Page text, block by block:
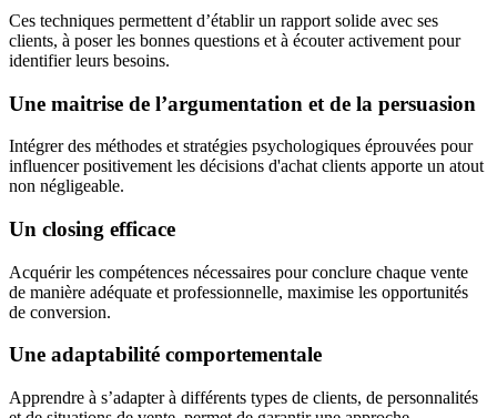
Ces techniques permettent d’établir un rapport solide avec ses
clients, à poser les bonnes questions et à écouter activement pour
identifier leurs besoins.
Une maitrise de l’argumentation et de la persuasion
Intégrer des méthodes et stratégies psychologiques éprouvées pour
influencer positivement les décisions d'achat clients apporte un atout
non négligeable.
Un closing efficace
Acquérir les compétences nécessaires pour conclure chaque vente
de manière adéquate et professionnelle, maximise les opportunités
de conversion.
Une adaptabilité comportementale
Apprendre à s’adapter à différents types de clients, de personnalités